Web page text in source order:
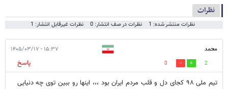
نظرات
نظرات منتشر شده: 1 نظرات در صف انتشار: 0 نظرات غیرقابل انتشار: 1
محمد ۱۵:۳۷ - ۱۴۰۵/۰۳/۱۷
2
0
پاسخ
تیم ملی ۹۸ کجای دل و قلب مردم ایران بود ،،، اینها رو ببین توی چه دنیایی